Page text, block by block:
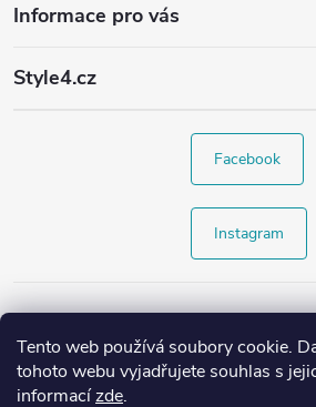
Tento web používá soubory cookie.
tohoto webu vyjadřujete souhlas s
informacízde.
Informace pro vás
Style4.cz
Facebook
Instagram